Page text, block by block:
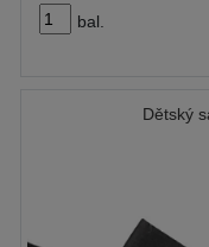
bal.
Dětský